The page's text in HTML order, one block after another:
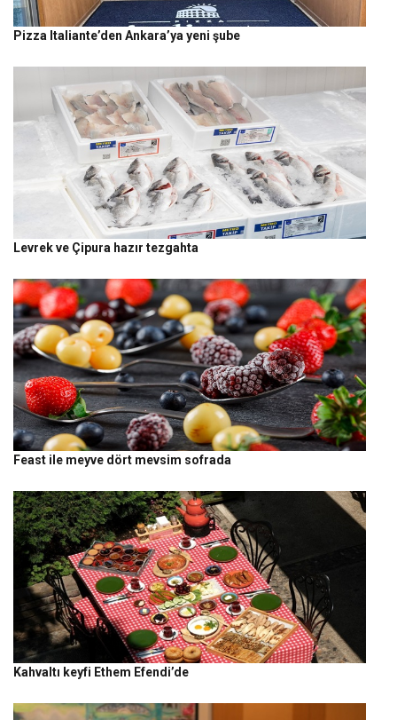
Pizza Italiante’den Ankara’ya yeni şube
Levrek ve Çipura hazır tezgahta
Feast ile meyve dört mevsim sofrada
Kahvaltı keyfi Ethem Efendi’de